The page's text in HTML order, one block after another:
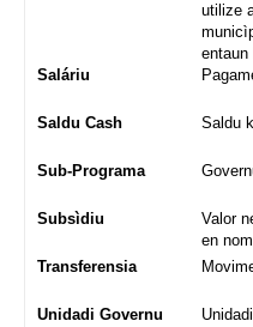
utilize
Saláriu
Saldu Cash Saldu
Sub-Programa
Subsìdiu
Valor
en
Transferensia
Unidadi Governu